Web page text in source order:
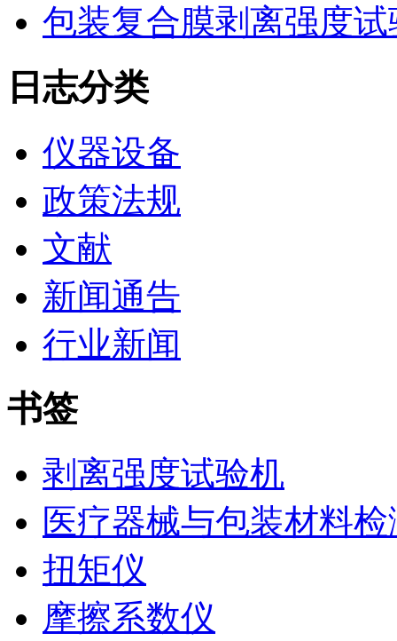
包装复合膜剥离强度
日志分类
仪器设备
政策法规
文献
新闻通告
行业新闻
书签
剥离强度试验机
医疗器械与包装材料检
扭矩仪
摩擦系数仪